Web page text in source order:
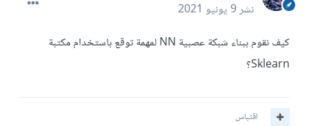
نشر9 يونيو 2021
كيف نقوم ببناء شبكة عصبية NN لمهمة توقع باستخدام مكتبة
Sklearn؟
اقتباس